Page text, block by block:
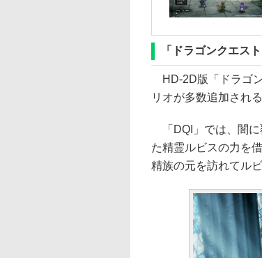
「ドラゴンクエス
HD-2D版「ドラゴ
リオが多数追加される
「DQI」では、闇に
た精霊ルビスの力を
精族の元を訪れてル